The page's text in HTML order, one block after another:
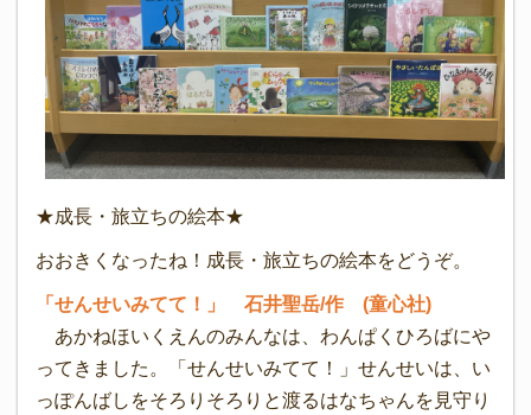
★成長・旅立ちの絵本★
おおきくなったね！成長・旅立ちの絵本をどうぞ。
「せんせいみてて！」 石井聖岳/作 (童心社)
あかねほいくえんのみんなは、わんぱくひろばにや
ってきました。「せんせいみてて！」せんせいは、い
っぽんばしをそろりそろりと渡るはなちゃんを見守り